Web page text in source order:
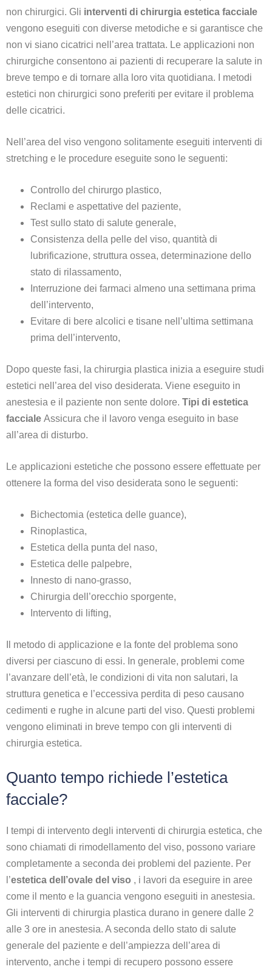
non chirurgici. Gli interventi di chirurgia estetica facciale
vengono eseguiti con diverse metodiche e si garantisce che
non vi siano cicatrici nell’area trattata. Le applicazioni non
chirurgiche consentono ai pazienti di recuperare la salute in
breve tempo e di tornare alla loro vita quotidiana. I metodi
estetici non chirurgici sono preferiti per evitare il problema
delle cicatrici.
Nell’area del viso vengono solitamente eseguiti interventi di
stretching e le procedure eseguite sono le seguenti:
Controllo del chirurgo plastico,
Reclami e aspettative del paziente,
Test sullo stato di salute generale,
Consistenza della pelle del viso, quantità di
lubrificazione, struttura ossea, determinazione dello
stato di rilassamento,
Interruzione dei farmaci almeno una settimana prima
dell’intervento,
Evitare di bere alcolici e tisane nell’ultima settimana
prima dell’intervento,
Dopo queste fasi, la chirurgia plastica inizia a eseguire studi
estetici nell’area del viso desiderata. Viene eseguito in
anestesia e il paziente non sente dolore. Tipi di estetica
facciale Assicura che il lavoro venga eseguito in base
all’area di disturbo.
Le applicazioni estetiche che possono essere effettuate per
ottenere la forma del viso desiderata sono le seguenti:
Bichectomia (estetica delle guance),
Rinoplastica,
Estetica della punta del naso,
Estetica delle palpebre,
Innesto di nano-grasso,
Chirurgia dell’orecchio sporgente,
Intervento di lifting,
Il metodo di applicazione e la fonte del problema sono
diversi per ciascuno di essi. In generale, problemi come
l’avanzare dell’età, le condizioni di vita non salutari, la
struttura genetica e l’eccessiva perdita di peso causano
cedimenti e rughe in alcune parti del viso. Questi problemi
vengono eliminati in breve tempo con gli interventi di
chirurgia estetica.
Quanto tempo richiede l’estetica
facciale?
I tempi di intervento degli interventi di chirurgia estetica, che
sono chiamati di rimodellamento del viso, possono variare
completamente a seconda dei problemi del paziente. Per
l’estetica dell’ovale del viso , i lavori da eseguire in aree
come il mento e la guancia vengono eseguiti in anestesia.
Gli interventi di chirurgia plastica durano in genere dalle 2
alle 3 ore in anestesia. A seconda dello stato di salute
generale del paziente e dell’ampiezza dell’area di
intervento, anche i tempi di recupero possono essere